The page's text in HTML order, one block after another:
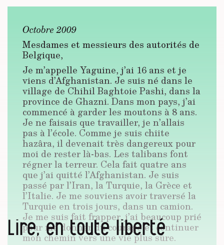
Octobre 2009
Mesdames et messieurs des autorités de
Belgique,
Je m’appelle Yaguine, j’ai 16 ans et je
viens d’Afghanistan. Je suis né dans le
village de Chihil Baghtoie Pashi, dans la
province de Ghazni. Dans mon pays, j’ai
commencé à garder les moutons à 8 ans.
Je ne faisais que travailler, je n’allais
pas à l’école. Comme je suis chiite
hazâra, il devenait très dangereux pour
moi de rester là-bas. Les talibans font
régner la terreur. Cela fait quatre ans
que j’ai quitté l’Afghanistan. Je suis
passé par l’Iran, la Turquie, la Grèce et
l’Italie. Je me souviens avoir traversé la
Turquie en trois jours, dans un camion.
Je me suis fait frapper, j’ai beaucoup prié
pour me donner du courage et continuer
mon chemin vers une vie plus sûre.
Lire, en toute liberté